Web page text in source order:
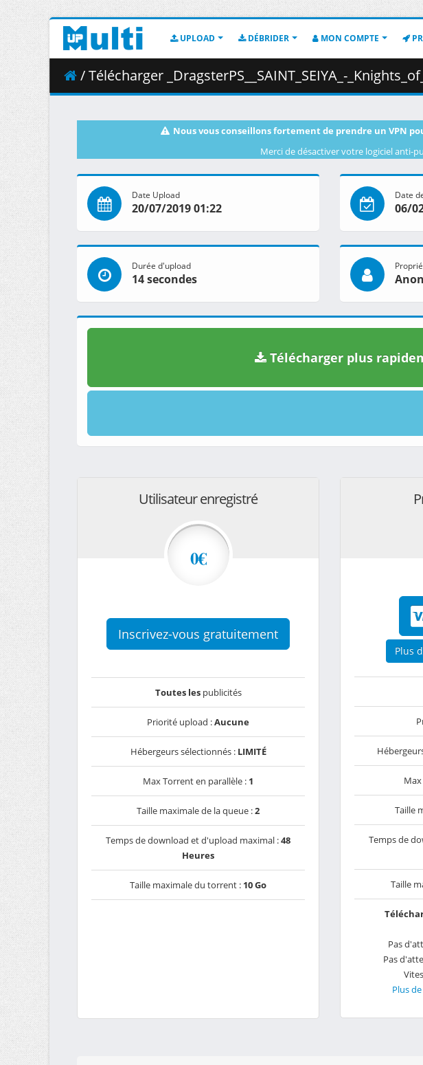
UPLOAD DÉBRIDER MON COMPTE
/ Télécharger _DragsterPS__SAINT_SEIYA_-
Nous vous conseillons fortement de prendre un VPN
Merci de désactiver votre logiciel anti-
Date Upload
20/07/2019 01:22
Date
06/
Durée d'upload
14 secondes
Télécharger plus
Utilisateur enregistré
0€
Inscrivez-vous gratuitement
Toutes lespublicités
Priorité upload :Aucune
Hébergeurs sélectionnés : LIMITÉ
Max Torrent en parallèle : 1
Taille maximale de la queue :2
Temps de download et d'upload maximal :48
Heures
Taille maximale du torrent : 10 Go
Plus
Taille
Temps de
Taille
Pas
Pas
Plus